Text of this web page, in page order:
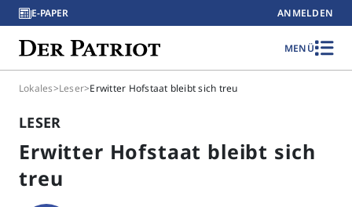
E-PAPER ANMELDEN
MENÜ
Lokales>Leser>Erwitter Hofstaat bleibt sich treu
LESER
Erwitter Hofstaat bleibt sich
treu